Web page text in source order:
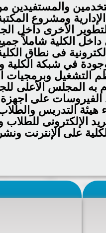
والمستفيدين
ومشروع
الأخرى داخل
داخل الكلية شاملاً
فى نطاق
في شبكة الكلية
التشغيل وبرمجيات
به المجلس الأعلى
على اجهزة
التدريس والطلاب
الإلكترونى
على الإنترنت